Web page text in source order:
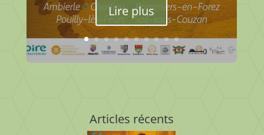
Lire plus
Articles récents